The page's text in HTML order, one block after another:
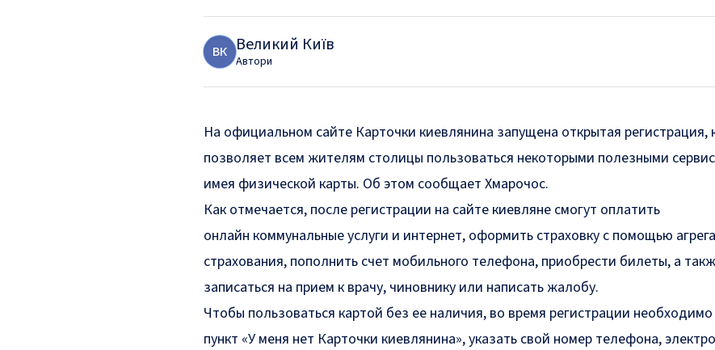
ВК Великий Київ
Автори
На официальном сайте Карточки киевлянина запущена открытая регистрация,
позволяет всем жителям столицы пользоваться некоторыми полезными
имея физической карты. Об этом сообщает Хмарочос.
Как отмечается, после регистрации на сайте киевляне смогут оплатить
онлайн коммунальные услуги и интернет, оформить страховку с помощью
страхования, пополнить счет мобильного телефона, приобрести билеты, а
записаться на прием к врачу, чиновнику или написать жалобу.
Чтобы пользоваться картой без ее наличия, во время регистрации
пункт «У меня нет Карточки киевлянина», указать свой номер телефона,